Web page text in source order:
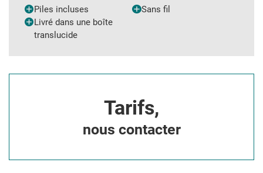
Piles incluses
Sans fil
Livré dans une boîte
translucide
Tarifs,
nous contacter